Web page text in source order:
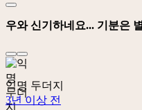
우와 신기하네요... 기분은
익명 두더지
3년 이상 전